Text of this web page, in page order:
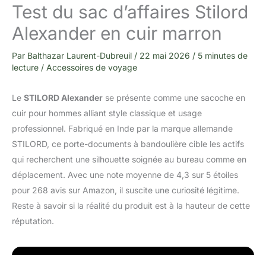
Test du sac d’affaires Stilord
Alexander en cuir marron
Par Balthazar Laurent-Dubreuil / 22 mai 2026 / 5 minutes de
lecture / Accessoires de voyage
Le STILORD Alexander se présente comme une sacoche en
cuir pour hommes alliant style classique et usage
professionnel. Fabriqué en Inde par la marque allemande
STILORD, ce porte-documents à bandoulière cible les actifs
qui recherchent une silhouette soignée au bureau comme en
déplacement. Avec une note moyenne de 4,3 sur 5 étoiles
pour 268 avis sur Amazon, il suscite une curiosité légitime.
Reste à savoir si la réalité du produit est à la hauteur de cette
réputation.